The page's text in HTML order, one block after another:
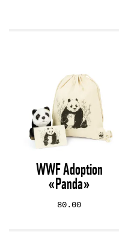
WWF Adoption
«Panda»
80.00